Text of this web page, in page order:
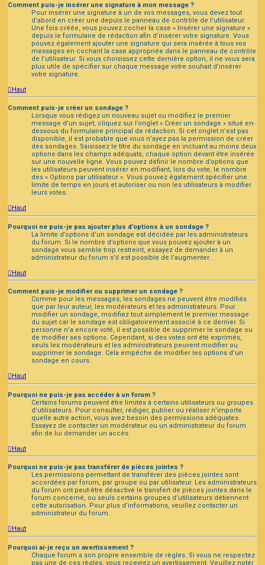
Comment puis-je insérer une signature à mon message ?
Pour insérer une signature à un de vos messages, vous devez tout
d’abord en créer une depuis le panneau de contrôle de l’utilisateur.
Une fois créée, vous pouvez cocher la case « Insérer une signature »
depuis le formulaire de rédaction afin d’insérer votre signature. Vous
pouvez également ajouter une signature qui sera insérée à tous vos
messages en cochant la case appropriée dans le panneau de contrôle
de l’utilisateur. Si vous choisissez cette dernière option, il ne vous sera
plus utile de spécifier sur chaque message votre souhait d’insérer
votre signature.
Haut
Comment puis-je créer un sondage ?
Lorsque vous rédigez un nouveau sujet ou modifiez le premier
message d’un sujet, cliquez sur l’onglet « Créer un sondage » situé en-
dessous du formulaire principal de rédaction. Si cet onglet n’est pas
disponible, il est probable que vous n’ayez pas la permission de créer
des sondages. Saisissez le titre du sondage en incluant au moins deux
options dans les champs adéquats, chaque option devant être insérée
sur une nouvelle ligne. Vous pouvez définir le nombre d’options que
les utilisateurs peuvent insérer en modifiant, lors du vote, le nombre
des « Options par utilisateur ». Vous pouvez également spécifier une
limite de temps en jours et autoriser ou non les utilisateurs à modifier
leurs votes.
Haut
Pourquoi ne puis-je pas ajouter plus d’options à un sondage ?
La limite d’options d’un sondage est décidée par les administrateurs
du forum. Si le nombre d’options que vous pouvez ajouter à un
sondage vous semble trop restreint, essayez de demander à un
administrateur du forum s’il est possible de l’augmenter.
Haut
Comment puis-je modifier ou supprimer un sondage ?
Comme pour les messages, les sondages ne peuvent être modifiés
que par leur auteur, les modérateurs et les administrateurs. Pour
modifier un sondage, modifiez tout simplement le premier message
du sujet car le sondage est obligatoirement associé à ce dernier. Si
personne n’a encore voté, il est possible de supprimer le sondage ou
de modifier ses options. Cependant, si des votes ont été exprimés,
seuls les modérateurs et les administrateurs peuvent modifier ou
supprimer le sondage. Cela empêche de modifier les options d’un
sondage en cours.
Haut
Pourquoi ne puis-je pas accéder à un forum ?
Certains forums peuvent être limités à certains utilisateurs ou groupes
d’utilisateurs. Pour consulter, rédiger, publier ou réaliser n’importe
quelle autre action, vous avez besoin des permissions adéquates.
Essayez de contacter un modérateur ou un administrateur du forum
afin de lui demander un accès.
Haut
Pourquoi ne puis-je pas transférer de pièces jointes ?
Les permissions permettant de transférer des pièces jointes sont
accordées par forum, par groupe ou par utilisateur. Les administrateurs
du forum ont peut-être désactivé le transfert de pièces jointes dans le
forum concerné, ou seuls certains groupes d’utilisateurs détiennent
cette autorisation. Pour plus d’informations, veuillez contacter un
administrateur du forum.
Haut
Pourquoi ai-je reçu un avertissement ?
Chaque forum a son propre ensemble de règles. Si vous ne respectez
pas une de ces règles, vous recevrez un avertissement. Veuillez noter